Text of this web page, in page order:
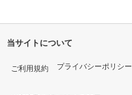
当サイトについて
ご利用規約 プライバシーポリシー